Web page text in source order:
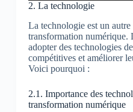
2. La technologie
La technologie est un
transformation numérique.
adopter des technologies
compétitives et améliorer
Voici pourquoi :
2.1. Importance des
transformation numérique